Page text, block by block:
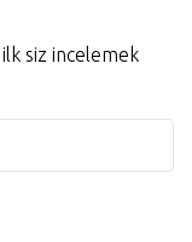
siz incelemek